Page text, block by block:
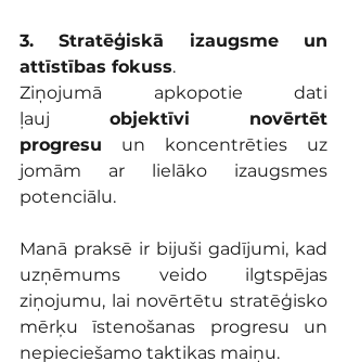
3. Stratēģiskā izaugsme un
attīstības fokuss.
Ziņojumā apkopotie dati
ļauj objektīvi novērtēt
progresu un koncentrēties uz
jomām ar lielāko izaugsmes
potenciālu.
Manā praksē ir bijuši gadījumi, kad
uzņēmums veido ilgtspējas
ziņojumu, lai novērtētu stratēģisko
mērķu īstenošanas progresu un
nepieciešamo taktikas maiņu.